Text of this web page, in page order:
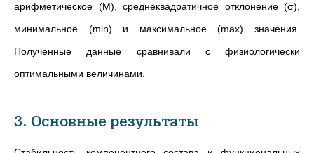
арифметическое (M), среднеквадратичное отклонение (σ),
минимальное (min) и максимальное (max) значения.
Полученные данные сравнивали с физиологически
оптимальными величинами.
3. Основные результаты